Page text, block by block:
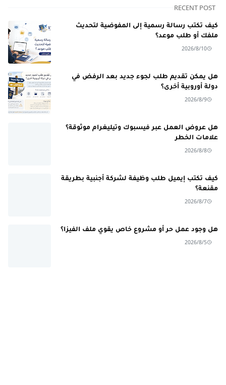
RECENT POST
كيف تكتب رسالة رسمية إلى المفوضية لتحديث
ملفك أو طلب موعد؟
2026/8/10
هل يمكن تقديم طلب لجوء جديد بعد الرفض في
دولة أوروبية أخرى؟
2026/8/9
هل عروض العمل عبر فيسبوك وتيليغرام موثوقة؟
علامات الخطر
2026/8/8
كيف تكتب إيميل طلب وظيفة لشركة أجنبية بطريقة
مقنعة؟
2026/8/7
هل وجود عمل حر أو مشروع خاص يقوي ملف الفيزا؟
2026/8/5